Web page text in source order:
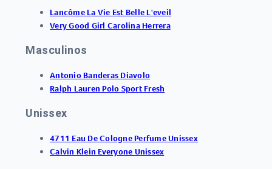
Lancôme La Vie Est Belle L'eveil
Very Good Girl Carolina Herrera
Masculinos
Antonio Banderas Diavolo
Ralph Lauren Polo Sport Fresh
Unissex
4711 Eau De Cologne Perfume Unissex
Calvin Klein Everyone Unissex